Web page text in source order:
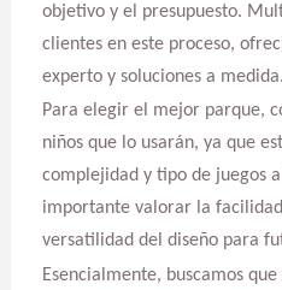
objetivo y el presupuesto.
clientes en este proceso,
experto y soluciones a medida.
Para elegir el mejor parque,
niños que lo usarán, ya que
complejidad y tipo de juegos
importante valorar la
versatilidad del diseño para
Esencialmente, buscamos